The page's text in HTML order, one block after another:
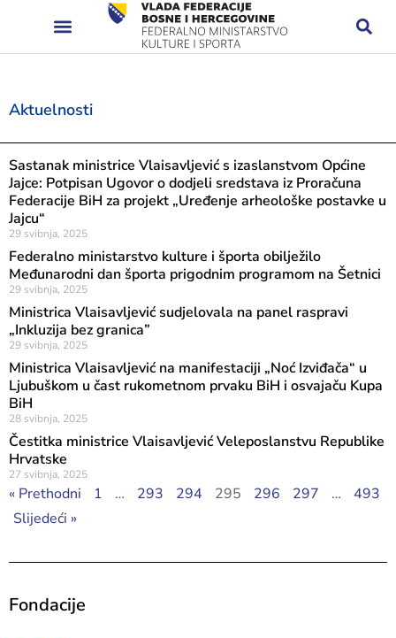
Aktuelnosti
Sastanak ministrice Vlaisavljević s izaslanstvom Općine
Jajce: Potpisan Ugovor o dodjeli sredstava iz Proračuna
Federacije BiH za projekt „Uređenje arheološke postavke u
Jajcu“
29 svibnja, 2025
Federalno ministarstvo kulture i športa obilježilo
Međunarodni dan športa prigodnim programom na Šetnici
29 svibnja, 2025
Ministrica Vlaisavljević sudjelovala na panel raspravi
„Inkluzija bez granica”
29 svibnja, 2025
Ministrica Vlaisavljević na manifestaciji „Noć Izviđača“ u
Ljubuškom u čast rukometnom prvaku BiH i osvajaču Kupa
BiH
28 svibnja, 2025
Čestitka ministrice Vlaisavljević Veleposlanstvu Republike
Hrvatske
27 svibnja, 2025
« Prethodni 1 … 293 294 295 296 297 …
493
Slijedeći »
Fondacije